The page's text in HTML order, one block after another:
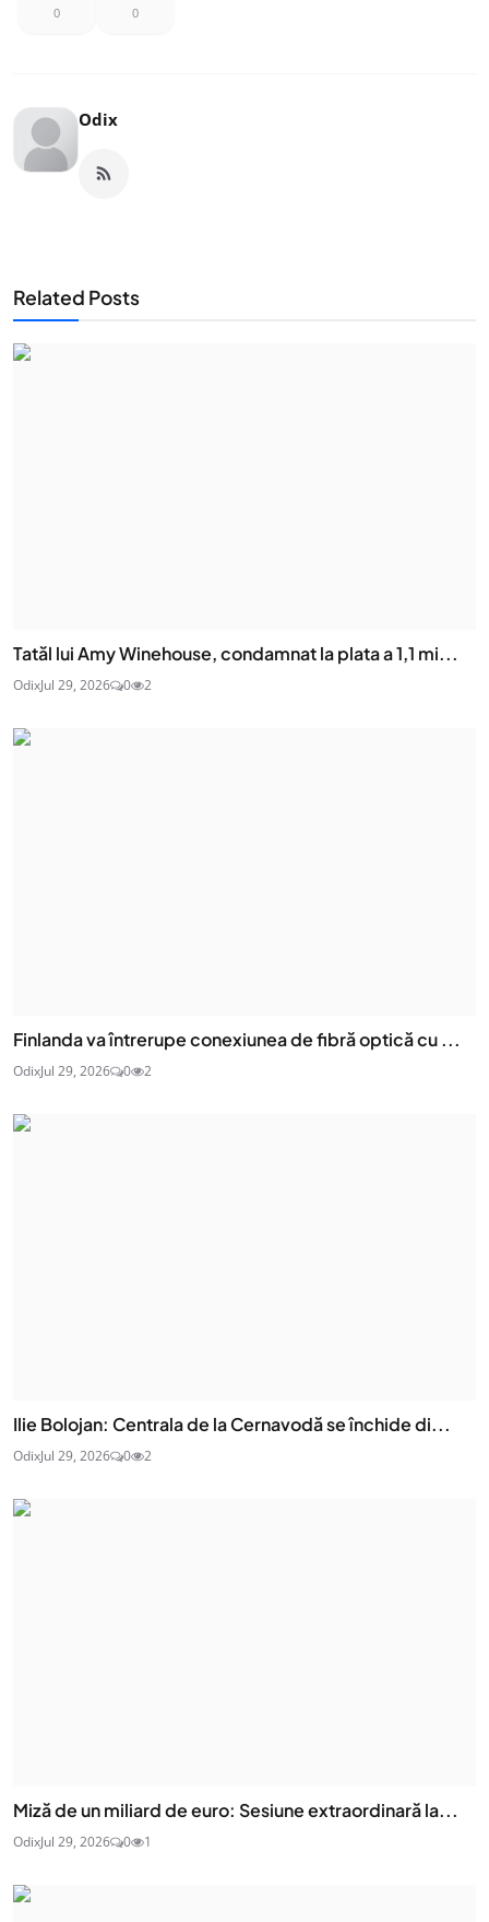
0 0
Odix
Related Posts
Tatăl lui Amy Winehouse, condamnat la plata a 1,1 mi...
OdixJul 29, 2026 0 2
Finlanda va întrerupe conexiunea de fibră optică cu ...
OdixJul 29, 2026 0 2
Ilie Bolojan: Centrala de la Cernavodă se închide di...
OdixJul 29, 2026 0 2
Miză de un miliard de euro: Sesiune extraordinară la...
OdixJul 29, 2026 0 1